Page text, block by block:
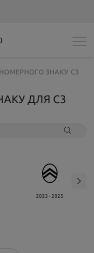
ЗНАКУ C3
ДЛЯ C3
2023 - 2025